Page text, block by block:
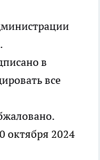
в
все
октября 2024